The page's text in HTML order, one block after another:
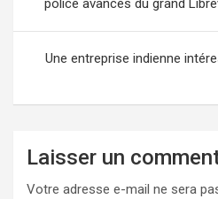
l’article
police avancés du grand
Une entreprise indienne
Laisser un
Votre adresse e-mail ne sera